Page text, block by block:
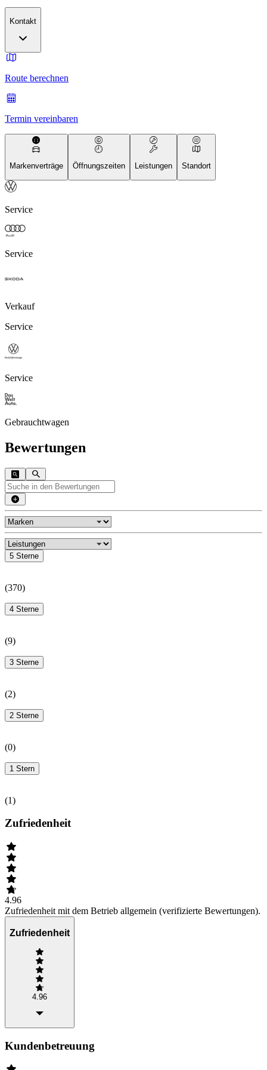
Kontakt
Route berechnen
Termin vereinbaren
Markenverträge Öffnungszeiten Leistungen Standort
Service
Service
Verkauf
Service
Service
Gebrauchtwagen
Bewertungen
5 Sterne
(370)
4 Sterne
(9)
3 Sterne
(2)
2 Sterne
(0)
1 Stern
(1)
Zufriedenheit
4.96
Zufriedenheit mit dem Betrieb allgemein (verifizierte Bewertungen).
Zufriedenheit
4.96
Kundenbetreuung